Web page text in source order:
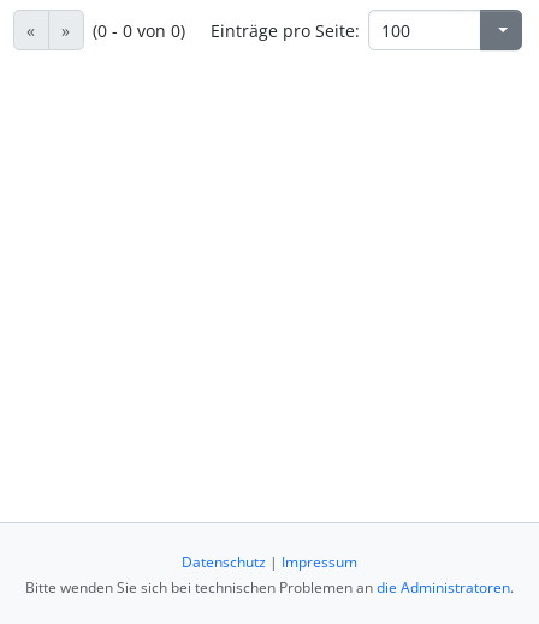
« » (0 - 0 von 0) Einträge pro Seite:
Datenschutz | Impressum
Bitte wenden Sie sich bei technischen Problemen andie Administratoren.